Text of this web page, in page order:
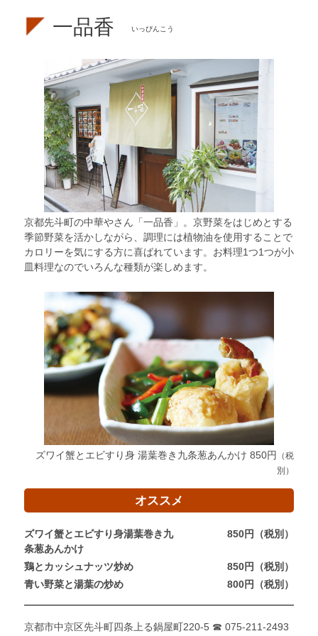
一品香 いっぴんこう
京都先斗町の中華やさん「一品香」。京野菜をはじめとする
季節野菜を活かしながら、調理には植物油を使用することで
カロリーを気にする方に喜ばれています。お料理1つ1つが小
皿料理なのでいろんな種類が楽しめます。
ズワイ蟹とエビすり身 湯葉巻き九条葱あんかけ 850円
（税
別）
オススメ
ズワイ蟹とエビすり身湯葉巻き九
条葱あんかけ
850円（税別）
鶏とカッシュナッツ炒め
850円（税別）
青い野菜と湯葉の炒め
800円（税別）
京都市中京区先斗町四条上る鍋屋町220-5 ☎ 075-211-2493